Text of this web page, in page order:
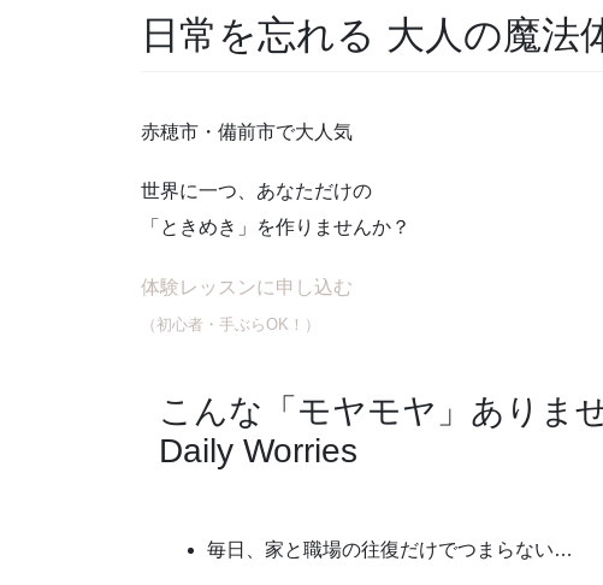
日常を忘れる 大人の魔法
赤穂市・備前市で大人気
世界に一つ、あなただけの
「ときめき」を作りませんか？
体験レッスンに申し込む
（初心者・手ぶらOK！）
こんな「モヤモヤ」ありま
Daily Worries
毎日、家と職場の往復だけでつまらない…